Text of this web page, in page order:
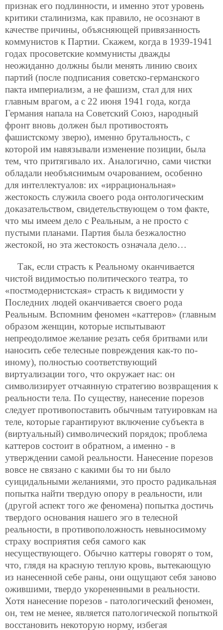
признак его подлинности, и именно этот уровень
критики сталинизма, как правило, не осознают в
качестве причины, объясняющей привязанность
коммунистов к Партии. Скажем, когда в 1939-1941
годах просоветские коммунисты дважды
неожиданно должны были менять линию своих
партий (после подписания советско-германского
пакта империализм, а не фашизм, стал для них
главным врагом, а с 22 июня 1941 года, когда
Германия напала на Советский Союз, народный
фронт вновь должен был противостоять
фашистскому зверю), именно брутальность, с
которой им навязывали изменение позиции, была
тем, что притягивало их. Аналогично, сами чистки
обладали необъяснимым очарованием, особенно
для интеллектуалов: их «иррациональная»
жестокость служила своего рода онтологическим
доказательством, свидетельствующем о том факте,
что мы имеем дело с Реальным, а не просто с
пустыми планами. Партия была безжалостно
жестокой, но эта жестокость означала дело…
Так, если страсть к Реальному оканчивается
чистой видимостью политического театра, то
«постмодернистская» страсть к видимости у
Последних людей оканчивается своего рода
Реальным. Вспомним феномен «каттеров» (главным
образом женщин, которые испытывают
непреодолимое желание резать себя бритвами или
наносить себе телесные повреждения как-то по-
иному), полностью соответствующий
виртуализации того, что окружает нас: он
символизирует отчаянную стратегию возвращения к
реальности тела. По существу, нанесение порезов
следует противопоставить обычным татуировкам на
теле, которые гарантируют включение субъекта в
(виртуальный) символический порядок; проблема
каттеров состоит в обратном, а именно - в
утверждении самой реальности. Нанесение порезов
вовсе не связано с какими бы то ни было
суицидальными желаниями, это просто радикальная
попытка найти твердую опору в реальности, или
(другой аспект того же феномена) попытка достичь
твердого основания нашего эго в телесной
реальности, в противоположность невыносимому
страху восприятия себя самого как
несуществующего. Обычно каттеры говорят о том,
что, глядя на красную теплую кровь, вытекающую
из нанесенной себе раны, они ощущают себя заново
ожившими, твердо укорененными в реальности.
Хотя нанесение порезов - патологический феномен,
он, тем не менее, является патологической попыткой
восстановить некоторую норму, избегая